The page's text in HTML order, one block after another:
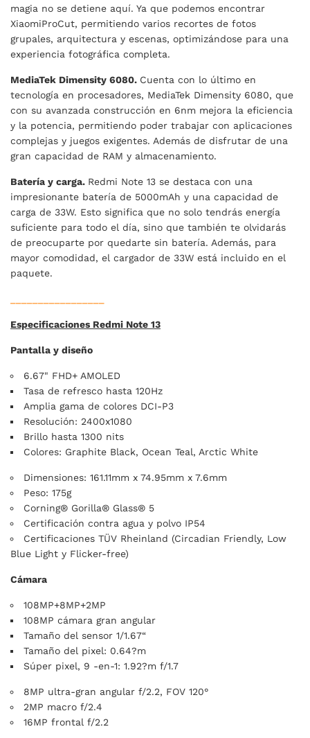
magia no se detiene aquí. Ya que podemos encontrar
XiaomiProCut, permitiendo varios recortes de fotos
grupales, arquitectura y escenas, optimizándose para una
experiencia fotográfica completa.
MediaTek Dimensity 6080. Cuenta con lo último en
tecnología en procesadores, MediaTek Dimensity 6080, que
con su avanzada construcción en 6nm mejora la eficiencia
y la potencia, permitiendo poder trabajar con aplicaciones
complejas y juegos exigentes. Además de disfrutar de una
gran capacidad de RAM y almacenamiento.
Batería y carga. Redmi Note 13 se destaca con una
impresionante batería de 5000mAh y una capacidad de
carga de 33W. Esto significa que no solo tendrás energía
suficiente para todo el día, sino que también te olvidarás
de preocuparte por quedarte sin batería. Además, para
mayor comodidad, el cargador de 33W está incluido en el
paquete.
Especificaciones Redmi Note 13
Pantalla y diseño
6.67" FHD+ AMOLED
Tasa de refresco hasta 120Hz
Amplia gama de colores DCI-P3
Resolución: 2400x1080
Brillo hasta 1300 nits
Colores: Graphite Black, Ocean Teal, Arctic White
Dimensiones: 161.11mm x 74.95mm x 7.6mm
Peso: 175g
Corning® Gorilla® Glass® 5
Certificación contra agua y polvo IP54
Certificaciones TÜV Rheinland (Circadian Friendly, Low
Blue Light y Flicker-free)
Cámara
108MP+8MP+2MP
108MP cámara gran angular
Tamaño del sensor 1/1.67“
Tamaño del pixel: 0.64?m
Súper pixel, 9 -en-1: 1.92?m f/1.7
8MP ultra-gran angular f/2.2, FOV 120°
2MP macro f/2.4
16MP frontal f/2.2